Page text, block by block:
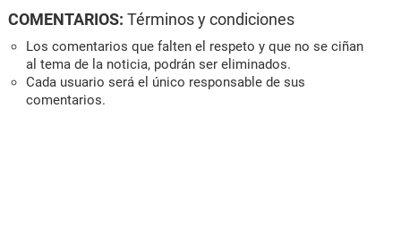
COMENTARIOS: Términos y condiciones
Los comentarios que falten el respeto y que no se ciñan
al tema de la noticia, podrán ser eliminados.
Cada usuario será el único responsable de sus
comentarios.